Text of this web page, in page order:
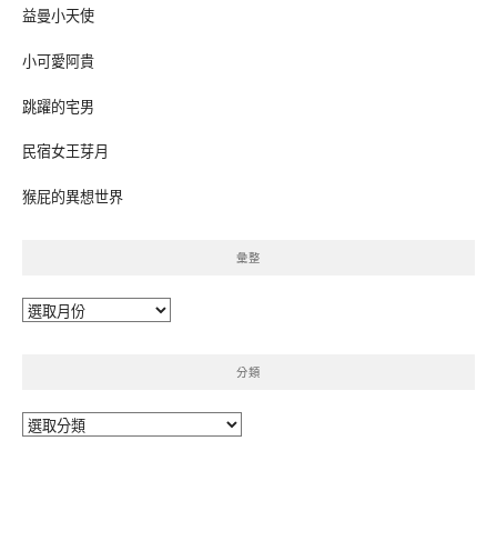
益曼小天使
小可愛阿貴
跳躍的宅男
民宿女王芽月
猴屁的異想世界
彙整
彙
分類
分